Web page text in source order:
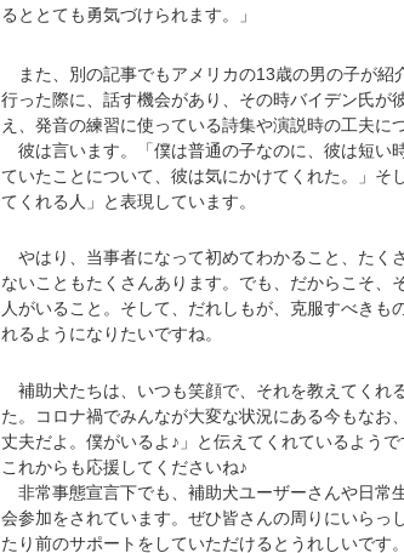
るととても勇気づけられます。」
また、別の記事でもアメリカの13歳の男の子が紹
行った際に、話す機会があり、その時バイデン氏が
え、発音の練習に使っている詩集や演説時の工夫に
彼は言います。「僕は普通の子なのに、彼は短い
ていたことについて、彼は気にかけてくれた。」そ
てくれる人」と表現しています。
やはり、当事者になって初めてわかること、たく
ないこともたくさんあります。でも、だからこそ、
人がいること。そして、だれしもが、克服すべきも
れるようになりたいですね。
補助犬たちは、いつも笑顔で、それを教えてくれ
た。コロナ禍でみんなが大変な状況にある今もなお
丈夫だよ。僕がいるよ♪」と伝えてくれているよう
これからも応援してくださいね♪
非常事態宣言下でも、補助犬ユーザーさんや日常
会参加をされています。ぜひ皆さんの周りにいらっ
たり前のサポートをしていただけるとうれしいです。